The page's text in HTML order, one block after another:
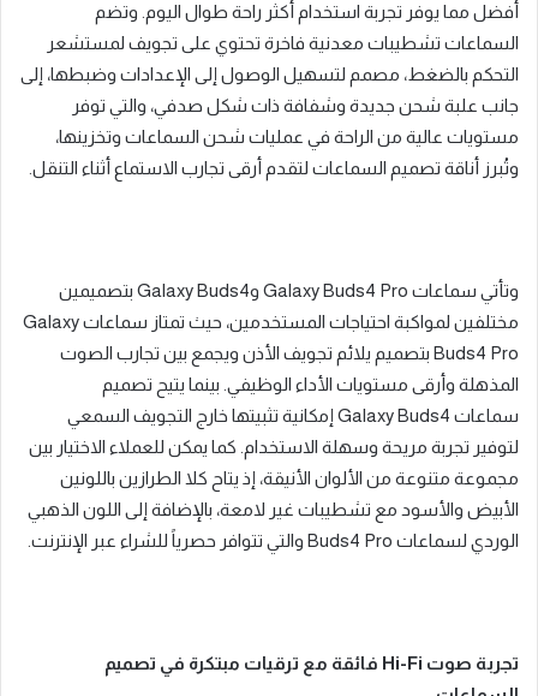
أفضل مما يوفر تجربة استخدام أكثر راحة طوال اليوم وتضم
السماعات تشطيبات معدنية فاخرة تحتوي على تجويف لمستشعر
التحكم بالضغط، مصمم لتسهيل الوصول إلى الإعدادات وضبطها، إلى
جانب علبة شحن جديدة وشفافة ذات شكل صدفي، والتي توفر
مستويات عالية من الراحة في عمليات شحن السماعات وتخزينها،
وتُبرز أناقة تصميم السماعات لتقدم أرقى تجارب الاستماع أثناء التنقل
وتأتي سماعات Galaxy Buds4 Pro وGalaxy Buds4 بتصميمين
مختلفين لمواكبة احتياجات المستخدمين، حيث تمتاز سماعاتGalaxy
Buds4 Pro بتصميم يلائم تجويف الأذن ويجمع بين تجارب الصوت
المذهلة وأرقى مستويات الأداء الوظيفي بينما يتيح تصميم
سماعات Galaxy Buds4 إمكانية تثبيتها خارج التجويف السمعي
لتوفير تجربة مريحة وسهلة الاستخدام كما يمكن للعملاء الاختيار بين
مجموعة متنوعة من الألوان الأنيقة، إذ يتاح كلا الطرازين باللونين
الأبيض والأسود مع تشطيبات غير لامعة، بالإضافة إلى اللون الذهبي
الوردي لسماعات Buds4 Pro والتي تتوافر حصرياً للشراء عبر الإنترنت
تجربة صوت Hi-Fi فائقة مع ترقيات مبتكرة في تصميم